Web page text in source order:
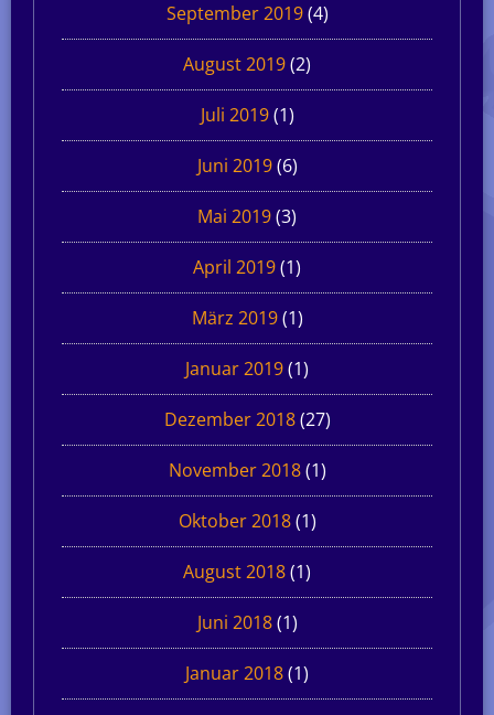
September 2019(4)
August 2019(2)
Juli 2019(1)
Juni 2019(6)
Mai 2019(3)
April 2019(1)
März 2019(1)
Januar 2019(1)
Dezember 2018(27)
November 2018(1)
Oktober 2018(1)
August 2018(1)
Juni 2018(1)
Januar 2018(1)